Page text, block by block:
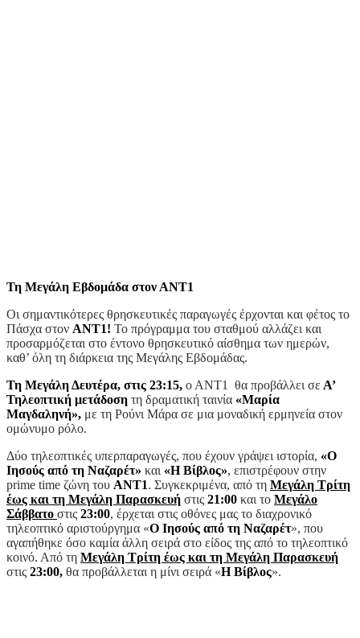
Τη Μεγάλη Εβδομάδα στον ΑΝΤ1
Οι σημαντικότερες θρησκευτικές παραγωγές έρχονται και φέτος το
Πάσχα στον ΑΝΤ1! Το πρόγραμμα του σταθμού αλλάζει και
προσαρμόζεται στο έντονο θρησκευτικό αίσθημα των ημερών,
καθ’ όλη τη διάρκεια της Μεγάλης Εβδομάδας.
Τη Μεγάλη Δευτέρα, στις 23:15, ο ΑΝΤ1 θα προβάλλει σε Α’
Τηλεοπτική μετάδοση τη δραματική ταινία «Μαρία
Μαγδαληνή», με τη Ρούνι Μάρα σε μια μοναδική ερμηνεία στον
ομώνυμο ρόλο.
Δύο τηλεοπτικές υπερπαραγωγές, που έχουν γράψει ιστορία, «Ο
Ιησούς από τη Ναζαρέτ» και «Η Βίβλος», επιστρέφουν στην
prime time ζώνη του ΑΝΤ1. Συγκεκριμένα, από τη Μεγάλη Τρίτη
έως και τη Μεγάλη Παρασκευή στις 21:00 και το Μεγάλο
Σάββατο στις 23:00, έρχεται στις οθόνες μας το διαχρονικό
τηλεοπτικό αριστούργημα «Ο Ιησούς από τη Ναζαρέτ», που
αγαπήθηκε όσο καμία άλλη σειρά στο είδος της από το τηλεοπτικό
κοινό. Από τη Μεγάλη Τρίτη έως και τη Μεγάλη Παρασκευή
στις 23:00, θα προβάλλεται η μίνι σειρά «Η Βίβλος».